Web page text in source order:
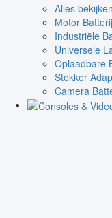
Alles
Motor
Industriële
Universele
Oplaadbare
Stekker
Camera